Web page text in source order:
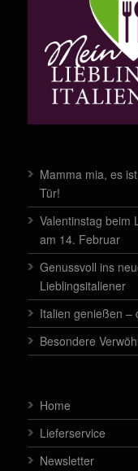
Mamma mia, es
Tür!
Valentinstag beim
am 14. Februar
Genussvoll ins
Lieblingsitaliener
Italien genießen –
Besondere
Home
Lieferservice
Newsletter